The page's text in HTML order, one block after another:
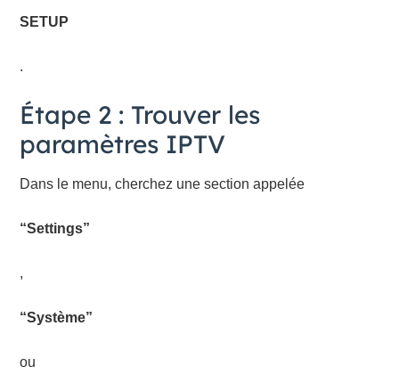
SETUP
.
Étape 2 : Trouver les
paramètres IPTV
Dans le menu, cherchez une section appelée
“Settings”
,
“Système”
ou